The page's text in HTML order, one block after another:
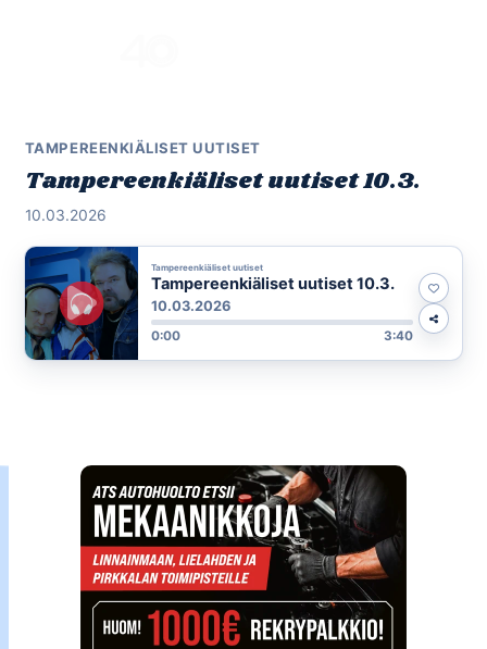
TAMPEREENKIÄLISET UUTISET
Tampereenkiäliset uutiset 10.3.
10.03.2026
Tampereenkiäliset uutiset
Tampereenkiäliset uutiset 10.3.
10.03.2026
0:00 3:40